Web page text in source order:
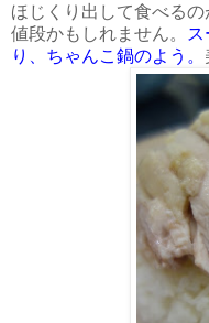
ほじくり出して食べる
値段かもしれません。
り、ちゃんこ鍋のよう。